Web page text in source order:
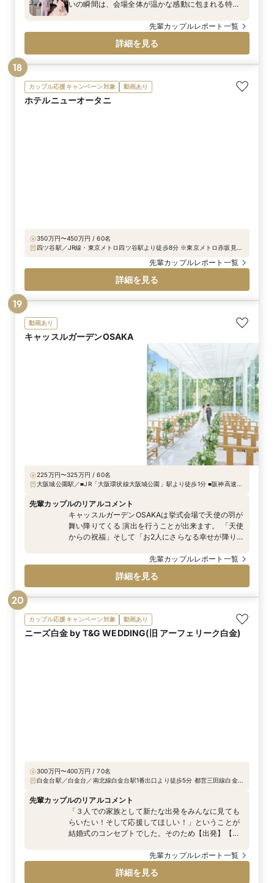
いの瞬間は、会場全体が温かな感動に包まれる特別
先輩カップルレポート一覧
詳細を見る
カップル応援キャンペーン対象 動画あり
ホテルニューオータニ
350万円〜450万円 / 60名
四ツ谷駅／JR線・東京メトロ四ツ谷駅より徒歩8分 ※東京メトロ赤坂見附
先輩カップルレポート一覧
詳細を見る
18
動画あり
キャッスルガーデンOSAKA
225万円〜325万円 / 60名
大阪城公園駅／■JR「大阪環状線大阪城公園」駅より徒歩1分 ■阪神高速自
先輩カップルのリアルコメント
キャッスルガーデンOSAKAは挙式会場で天使の羽が
舞い降りてくる 演出を行うことが出来ます。 「天使
からの祝福」そして「お2人にさらなる幸せが降り注
す。 お写真にしっかりと抑めていただくことも出来
ますので、さらに幻想的な雰囲気を味わっていただ
くことが出来ます！ またゲストの方々にとっても思
先輩カップルレポート一覧
詳細を見る
19
カップル応援キャンペーン対象 動画あり
ニーズ白金 by T&G WEDDING(旧 アーフェリーク白金)
300万円〜400万円 / 70名
白金台駅／白金台／南北線白金台駅1番出口より徒歩5分 都営三田線白金台
苑西通り（プラチナ通り）沿い）
先輩カップルのリアルコメント
「３人での家族として新たな出発をみんなに見ても
らいたい！そして応援してほしい！」ということが
結婚式のコンセプトでした。そのため【出発】【家
コーディネートをしていただきました。私たちは人
前式にしたのですが、人前式の際に使う結婚証明書
を新しい世界へ旅立つという意味を込めて地球儀に
先輩カップルレポート一覧
詳細を見る
20